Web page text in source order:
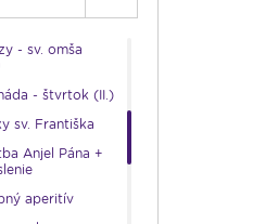
- štvrtok (I.)
- sv. omša
- štvrtok (II.)
sv. Františka
Anjel Pána +
aperitív